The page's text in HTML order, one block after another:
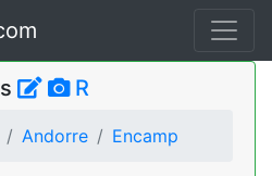
R
Andorre Encamp